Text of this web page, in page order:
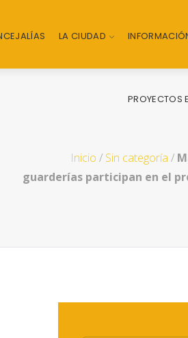
LA CIUDAD
PROYECTOS
Inicio / Sin categoría /
guarderías participan en el